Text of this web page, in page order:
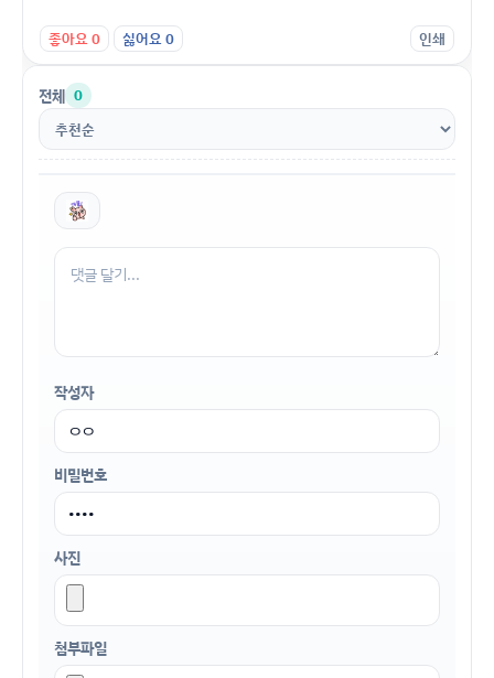
좋아요0 싫어요0 인쇄
전체 0
작성자
비밀번호
사진
첨부파일